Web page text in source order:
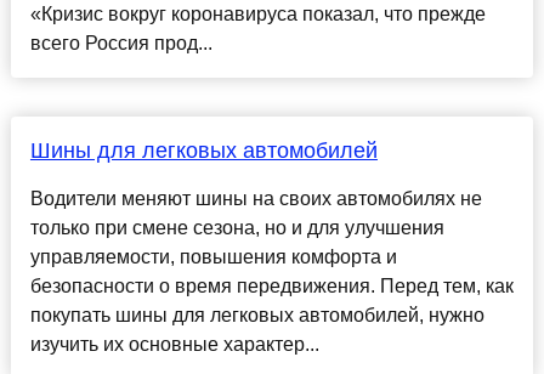
«Кризис вокруг коронавируса показал, что прежде
всего Россия прод...
Шины для легковых автомобилей
Водители меняют шины на своих автомобилях не
только при смене сезона, но и для улучшения
управляемости, повышения комфорта и
безопасности о время передвижения. Перед тем, как
покупать шины для легковых автомобилей, нужно
изучить их основные характер...